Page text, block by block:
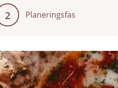
2 Planeringsfas